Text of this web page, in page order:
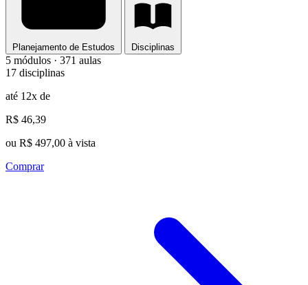
Planejamento de Estudos Disciplinas
5 módulos · 371 aulas
17 disciplinas
até 12x de
R$ 46,39
ou R$ 497,00 à vista
Comprar